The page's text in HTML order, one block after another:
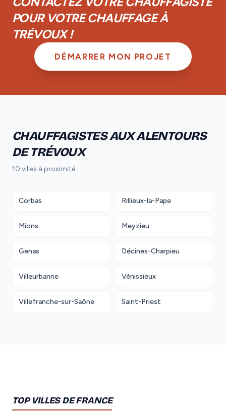
POUR VOTRE CHAUFFAGE À
TRÉVOUX !
DÉMARRER MON PROJET
CHAUFFAGISTES AUX ALENTOURS
DE TRÉVOUX
10 villes à proximité
Corbas Rillieux-la-Pape
Mions Meyzieu
Genas Décines-Charpieu
Villeurbanne Vénissieux
Villefranche-sur-Saône Saint-Priest
TOP VILLES DE FRANCE